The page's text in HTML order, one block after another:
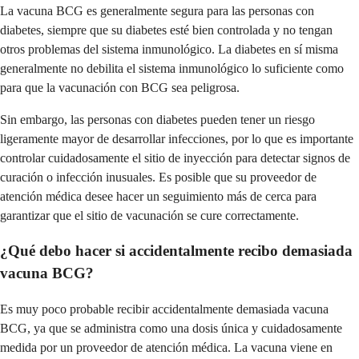
La vacuna BCG es generalmente segura para las personas con
diabetes, siempre que su diabetes esté bien controlada y no tengan
otros problemas del sistema inmunológico. La diabetes en sí misma
generalmente no debilita el sistema inmunológico lo suficiente como
para que la vacunación con BCG sea peligrosa.
Sin embargo, las personas con diabetes pueden tener un riesgo
ligeramente mayor de desarrollar infecciones, por lo que es importante
controlar cuidadosamente el sitio de inyección para detectar signos de
curación o infección inusuales. Es posible que su proveedor de
atención médica desee hacer un seguimiento más de cerca para
garantizar que el sitio de vacunación se cure correctamente.
¿Qué debo hacer si accidentalmente recibo demasiada
vacuna BCG?
Es muy poco probable recibir accidentalmente demasiada vacuna
BCG, ya que se administra como una dosis única y cuidadosamente
medida por un proveedor de atención médica. La vacuna viene en